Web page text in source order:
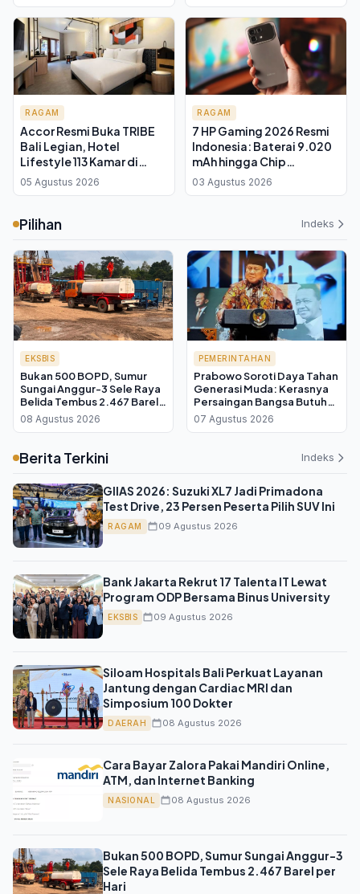
RAGAM
Accor Resmi Buka TRIBE
Bali Legian, Hotel
Lifestyle 113 Kamar di
Jalan Padma Utara Target
Wisatawan Muda
05 Agustus 2026
RAGAM
7 HP Gaming 2026 Resmi
Indonesia: Baterai 9.020
mAh hingga Chip
MediaTek Anyar
03 Agustus 2026
Pilihan Indeks
EKSBIS
Bukan 500 BOPD, Sumur
Sungai Anggur-3 Sele Raya
Belida Tembus 2.467 Barel
per Hari
08 Agustus 2026
PEMERINTAHAN
Prabowo Soroti Daya Tahan
Generasi Muda: Kerasnya
Persaingan Bangsa Butuh
Pemimpin yang Teruji
07 Agustus 2026
Berita Terkini Indeks
GIIAS 2026: Suzuki XL7 Jadi Primadona
Test Drive, 23 Persen Peserta Pilih SUV Ini
RAGAM 09 Agustus 2026
Bank Jakarta Rekrut 17 Talenta IT Lewat
Program ODP Bersama Binus University
EKSBIS 09 Agustus 2026
Siloam Hospitals Bali Perkuat Layanan
Jantung dengan Cardiac MRI dan
Simposium 100 Dokter
DAERAH 08 Agustus 2026
Cara Bayar Zalora Pakai Mandiri Online,
ATM, dan Internet Banking
NASIONAL 08 Agustus 2026
Bukan 500 BOPD, Sumur Sungai Anggur-3
Sele Raya Belida Tembus 2.467 Barel per
Hari